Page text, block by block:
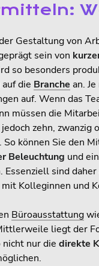
Gestaltung von
sein von
so besonders
auf die Branche an. Je
auf. Wenn das
müssen die
zehn, zwanzig
können Sie den
Beleuchtung und
Essenziell sind daher
Kolleginnen und
Büroausstattung
liegt der
nicht nur die direkte